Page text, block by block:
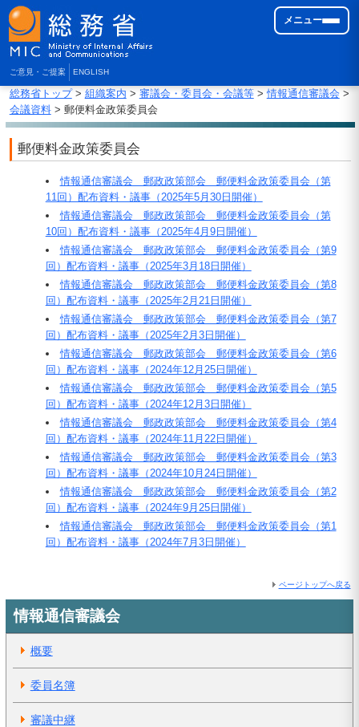
ご意見・ご提案 ENGLISH
メニュー
総務省トップ> 組織案内 > 審議会・委員会・会議等>情報通信審議会 >
会議資料> 郵便料金政策委員会
郵便料金政策委員会
情報通信審議会 郵政政策部会 郵便料金政策委員会（第
11回）配布資料・議事（2025年5月30日開催）
情報通信審議会 郵政政策部会 郵便料金政策委員会（第
10回）配布資料・議事（2025年4月9日開催）
情報通信審議会 郵政政策部会 郵便料金政策委員会（第9
回）配布資料・議事（2025年3月18日開催）
情報通信審議会 郵政政策部会 郵便料金政策委員会（第8
回）配布資料・議事（2025年2月21日開催）
情報通信審議会 郵政政策部会 郵便料金政策委員会（第7
回）配布資料・議事（2025年2月3日開催）
情報通信審議会 郵政政策部会 郵便料金政策委員会（第6
回）配布資料・議事（2024年12月25日開催）
情報通信審議会 郵政政策部会 郵便料金政策委員会（第5
回）配布資料・議事（2024年12月3日開催）
情報通信審議会 郵政政策部会 郵便料金政策委員会（第4
回）配布資料・議事（2024年11月22日開催）
情報通信審議会 郵政政策部会 郵便料金政策委員会（第3
回）配布資料・議事（2024年10月24日開催）
情報通信審議会 郵政政策部会 郵便料金政策委員会（第2
回）配布資料・議事（2024年9月25日開催）
情報通信審議会 郵政政策部会 郵便料金政策委員会（第1
回）配布資料・議事（2024年7月3日開催）
ページトップへ戻る
情報通信審議会
概要
委員名簿
審議中継